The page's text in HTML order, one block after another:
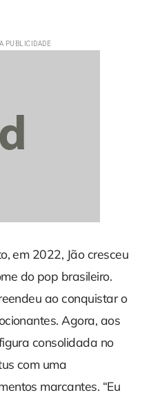
em 2022, Jão cresceu
do pop brasileiro.
ao conquistar o
Agora, aos
consolidada no
com uma
marcantes. “Eu